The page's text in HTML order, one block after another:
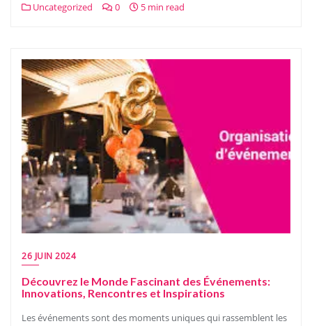
Uncategorized 0 5 min read
26 JUIN 2024
Découvrez le Monde Fascinant des Événements:
Innovations, Rencontres et Inspirations
Les événements sont des moments uniques qui rassemblent les